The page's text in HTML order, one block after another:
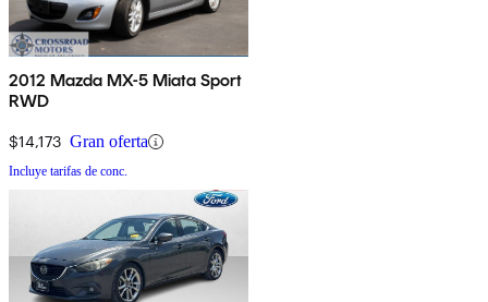
2012 Mazda MX-5 Miata Sport
RWD
$14,173 Gran oferta
Incluye tarifas de conc.